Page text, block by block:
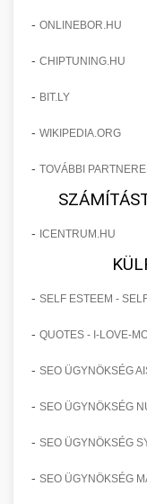
- ONLINEBOR.HU
- CHIPTUNING.HU
- BIT.LY
- WIKIPEDIA.ORG
- TOVÁBBI
- ICENTRUM.HU
- SELF ESTEEM -
- QUOTES - I-LOVE-
- SEO ÜGYNÖKSÉG
- SEO ÜGYNÖKSÉG
- SEO ÜGYNÖKSÉG
- SEO ÜGYNÖKSÉG